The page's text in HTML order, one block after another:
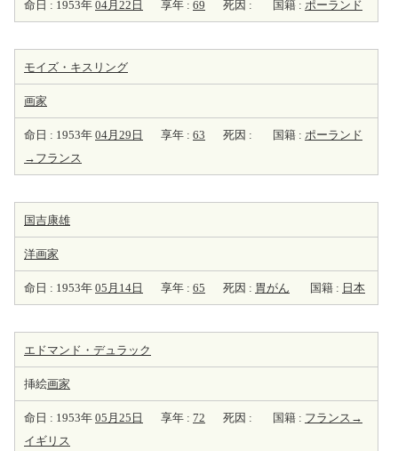
命日 : 1953年 04月22日 享年 : 69 死因 : 国籍 : ポーランド
モイズ・キスリング
画家
命日 : 1953年 04月29日 享年 : 63 死因 : 国籍 : ポーランド
→フランス
国吉康雄
洋画家
命日 : 1953年 05月14日 享年 : 65 死因 : 胃がん 国籍 : 日本
エドマンド・デュラック
挿絵画家
命日 : 1953年 05月25日 享年 : 72 死因 : 国籍 : フランス→
イギリス